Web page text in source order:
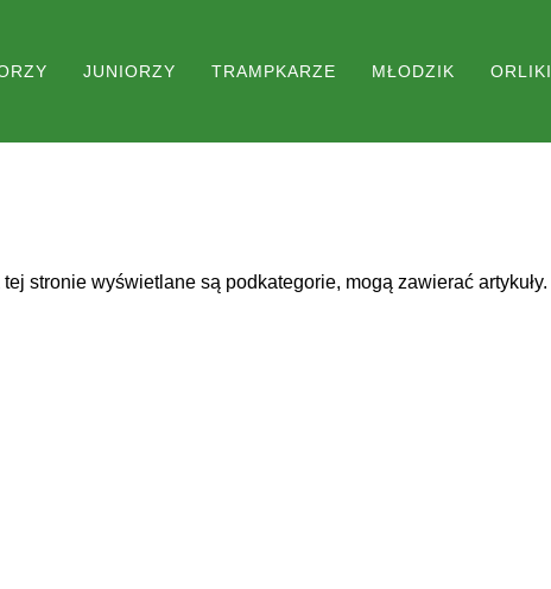
JUNIORZY TRAMPKARZE MŁODZIK ORLIKI
stronie wyświetlane są podkategorie, mogą zawierać artykuły.